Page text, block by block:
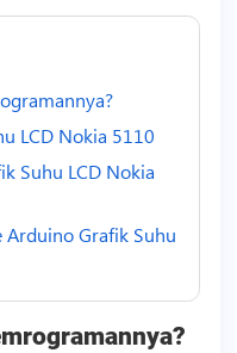
LCD Nokia 5110
Suhu LCD Nokia
Arduino Grafik Suhu